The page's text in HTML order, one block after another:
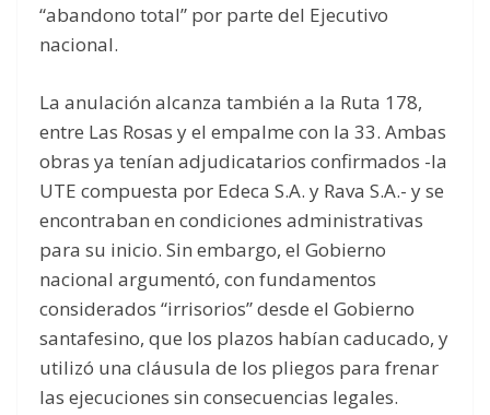
“abandono total” por parte del Ejecutivo
nacional.
La anulación alcanza también a la Ruta 178,
entre Las Rosas y el empalme con la 33. Ambas
obras ya tenían adjudicatarios confirmados -la
UTE compuesta por Edeca S.A. y Rava S.A.- y se
encontraban en condiciones administrativas
para su inicio. Sin embargo, el Gobierno
nacional argumentó, con fundamentos
considerados “irrisorios” desde el Gobierno
santafesino, que los plazos habían caducado, y
utilizó una cláusula de los pliegos para frenar
las ejecuciones sin consecuencias legales.